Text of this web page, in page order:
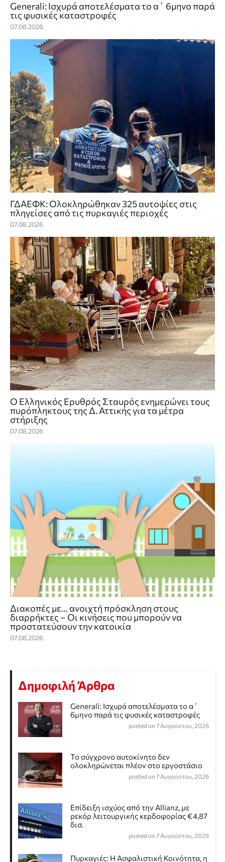
Generali: Ισχυρά αποτελέσματα το α΄ 6μηνο παρά
τις φυσικές καταστροφές
07.08.2026
ΓΔΑΕΦΚ: Ολοκληρώθηκαν 325 αυτοψίες στις
πληγείσες από τις πυρκαγιές περιοχές
07.08.2026
Ο Ελληνικός Ερυθρός Σταυρός ενημερώνει τους
πυρόπληκτους της Δ. Αττικής για τα μέτρα
στήριξης
07.08.2026
Διακοπές με… ανοιχτή πρόσκληση στους
διαρρήκτες – Οι κινήσεις που μπορούν να
προστατεύσουν την κατοικία
07.08.2026
Δημοφιλή Άρθρα
Generali: Ισχυρά αποτελέσματα το α΄
6μηνο παρά τις φυσικές καταστροφές
posted on 7 Αυγούστου, 2026
Το σύγχρονο αυτοκίνητο δεν
ολοκληρώνεται πλέον στο εργοστάσιο
posted on 7 Αυγούστου, 2026
Επίδειξη ισχύος από την Allianz, με
ρεκόρ λειτουργικής κερδοφορίας €4,87
δισ.
posted on 7 Αυγούστου, 2026
Πυρκαγιές: Η Ασφαλιστική Κοινότητα, η